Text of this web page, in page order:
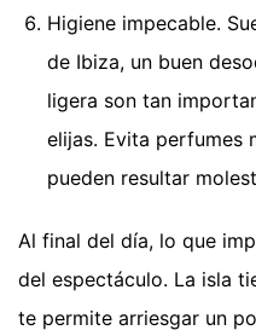
Higiene impecable.
de Ibiza, un buen
ligera son tan
elijas. Evita perfumes
pueden resultar
Al final del día, lo que
del espectáculo. La isla
te permite arriesgar un